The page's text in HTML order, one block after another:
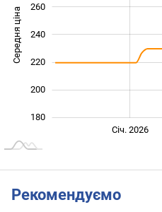
Середня ціна 180
180
200
220
240
260
Січ. 2026
Рекомендуємо